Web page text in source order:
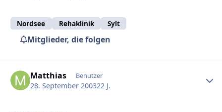
Nordsee Rehaklinik Sylt
Mitglieder, die folgen
Matthias Benutzer
28. September 200322 J.